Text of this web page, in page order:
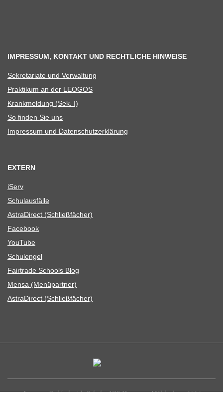
IMPRESSUM, KONTAKT UND RECHTLICHE HINWEISE
Sekre­ta­riate und Verwaltung
Prak­ti­kum an der LEOGOS
Krank­mel­dung (Sek. I)
So fin­den Sie uns
Impres­sum und Datenschutzerklärung
EXTERN
iServ
Schul­aus­fälle
Astra­Di­rect (Schließ­fä­cher)
Face­book
You­Tube
Schul­en­gel
Fair­trade Schools Blog
Mensa (Menü­part­ner)
Astra­Di­rect (Schließ­fä­cher)
Leonore-Goldschmidt-Schule, IGS Hannover-Mühlenberg 2026